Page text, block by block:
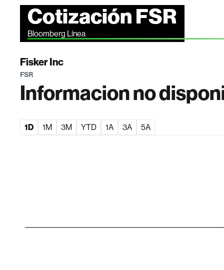
Cotización FSR
Bloomberg Línea
Fisker Inc
FSR
Informacion no
1D 1M 3M YTD 1A 3A 5A